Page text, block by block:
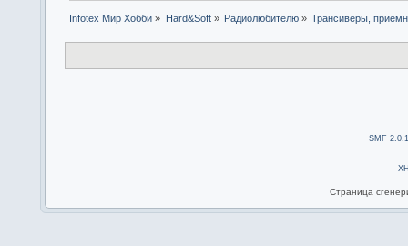
Infotex Мир Хобби » Hard&Soft» Радиолюбителю» Трансиверы,
SMF
Страница